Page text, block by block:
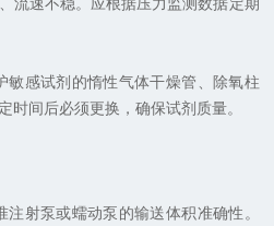
感试剂的惰性气体干燥管、除氧柱
时间后必须更换，确保试剂质量。
射泵或蠕动泵的输送体积准确性。